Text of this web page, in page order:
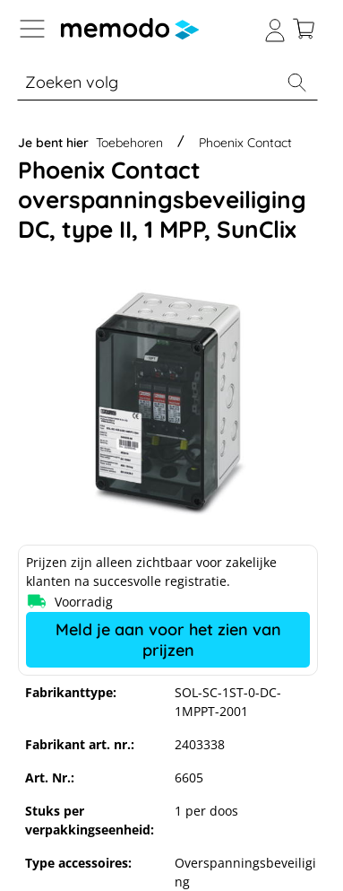
naar navigatie B2B-platform
% Sale Batterijopslag thuis
Je bent hier Toebehoren Phoenix Contact
Phoenix Contact
overspanningsbeveiliging
DC, type II, 1 MPP, SunClix
Fabrikanttype:
SOL-SC-1ST-0-DC-
1MPPT-2001
Fabrikant art. nr.:
2403338
Art. Nr.:
6605
Stuks per
verpakkingseenheid:
1 per doos
Type accessoires:
Overspanningsbeveiligi
ng
Prijzen zijn alleen zichtbaar voor zakelijke
klanten na succesvolle registratie.
Voorradig
Meld je aan voor het zien van
prijzen